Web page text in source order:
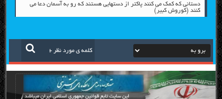
دستانی که کمک می کنند پاکتر از دستهایی هستند که رو به آسمان دعا می
کنند (کوروش کبیر)